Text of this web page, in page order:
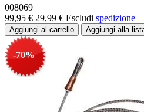
008069
99,95 € 29,99 € Escludi spedizione
-70%